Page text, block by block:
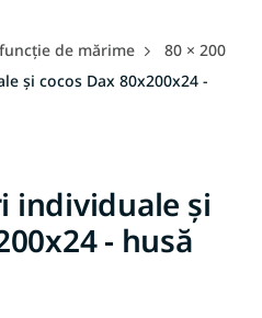
de mărime
80 × 200
și cocos Dax 80x200x24 -
individuale și
- husă